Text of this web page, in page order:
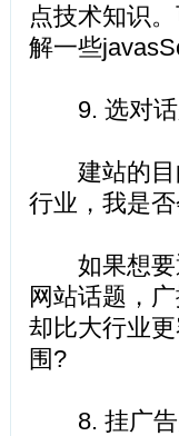
点技术知识
解一些
9. 选对话
建站的目
行业，我是
如果想要
网站话题，
却比大行业
围?
8. 挂广告